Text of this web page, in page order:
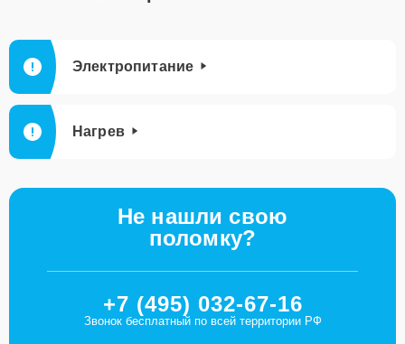
Электропитание
Нагрев
Не нашли свою
поломку?
+7 (495) 032-67-16
Звонок бесплатный по всей территории РФ